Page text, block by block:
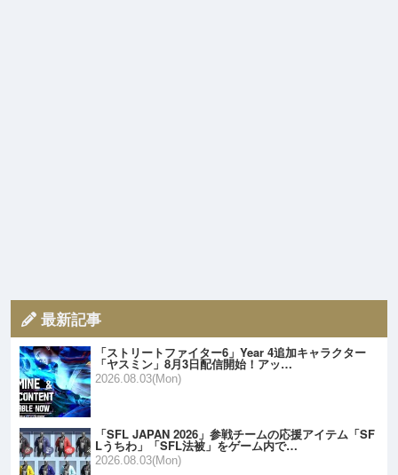
最新記事
「ストリートファイター6」Year 4追加キャラクター
「ヤスミン」8月3日配信開始！アッ…
2026.08.03(Mon)
「SFL JAPAN 2026」参戦チームの応援アイテム「SF
Lうちわ」「SFL法被」をゲーム内で…
2026.08.03(Mon)